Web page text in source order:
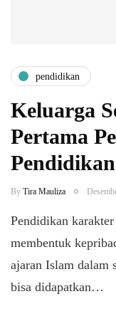
pendidikan
Keluarga
Pertama
By Tira Mauliza
Pendidikan
membentuk
ajaran Islam dalam
bisa didapatkan…